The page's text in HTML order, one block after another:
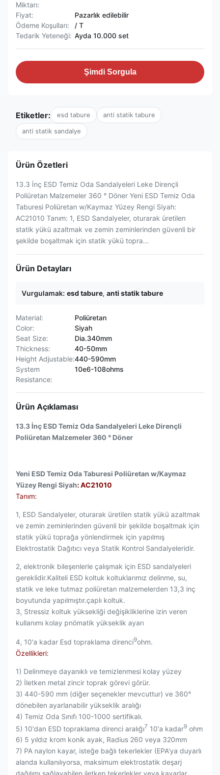
Miktarı:
Fiyat:
Pazarlık edilebilir
Ödeme Koşulları:
/ T
Tedarik Yeteneği: Ayda 10.000 set
Şimdi Sorgula
Etiketler: esd tabure anti statik tabure
anti statik sandalye
Ürün Özetleri
13.3 İnç ESD Temiz Oda Sandalyeleri Leke Dirençli
Poliüretan Malzemeler 360 ° Döner Yeni ESD Temiz Oda
Taburesi Poliüretan w/Kaymaz Yüzey Rengi Siyah:
AC21010 Tanım: 1, ESD Sandalyeler, oturarak üretilen
statik yükü azaltmak ve zemin zeminlerinden güvenli bir
şekilde boşaltmak için statik yükü topra...
Ürün Detayları
Vurgulamak: esd tabure, anti statik tabure
Material:
Poliüretan
Color:
Siyah
Seat Size:
Dia.340mm
Thickness:
40-50mm
Height Adjustable:440-590mm
System
Resistance:
10e6-108ohms
Ürün Açıklaması
13.3 İnç ESD Temiz Oda Sandalyeleri Leke Dirençli
Poliüretan Malzemeler 360 ° Döner
Yeni ESD Temiz Oda Taburesi Poliüretan w/Kaymaz
Yüzey Rengi Siyah: AC21010
Tanım:
1, ESD Sandalyeler, oturarak üretilen statik yükü azaltmak
ve zemin zeminlerinden güvenli bir şekilde boşaltmak için
statik yükü toprağa yönlendirmek için yapılmış
Elektrostatik Dağıtıcı veya Statik Kontrol Sandalyeleridir.
2, elektronik bileşenlerle çalışmak için ESD sandalyeleri
gereklidir.Kaliteli ESD koltuk koltuklarımız delinme, su,
statik ve leke tutmaz poliüretan malzemelerden 13,3 inç
boyutunda yapılmıştır.çaplı koltuk.
3, Stressiz koltuk yüksekliği değişikliklerine izin veren
kullanımı kolay pnömatik yükseklik ayarı
4, 10'a kadar Esd topraklama direnci9ohm.
Özellikleri:
1) Delinmeye dayanıklı ve temizlenmesi kolay yüzey
2) İletken metal zincir toprak görevi görür.
3) 440-590 mm (diğer seçenekler mevcuttur) ve 360°
dönebilen ayarlanabilir yükseklik aralığı
4) Temiz Oda Sınıfı 100-1000 sertifikalı.
5) 10'dan ESD topraklama direnci aralığı7 10'a kadar9 ohm
6) 5 yıldız krom konik ayak, Radius 260 veya 320mm
7) PA naylon kayar, isteğe bağlı tekerlekler (EPA'ya duyarlı
alanda kullanılıyorsa, maksimum elektrostatik deşarj